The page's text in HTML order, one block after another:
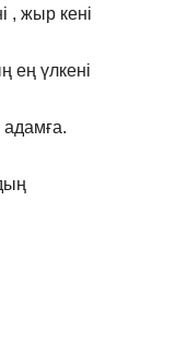
, жыр кені
үлкені